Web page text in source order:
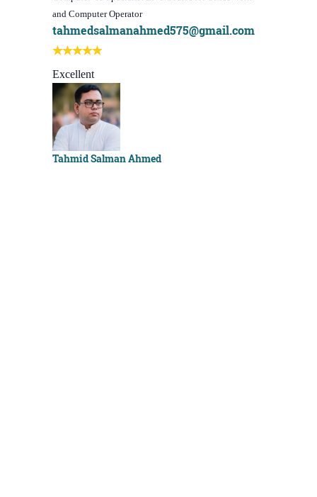
and Computer Operator
tahmedsalmanahmed575@gmail.com
Excellent
Tahmid Salman Ahmed